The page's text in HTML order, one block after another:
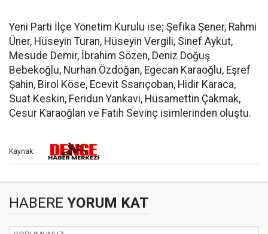
Yeni Parti İlçe Yönetim Kurulu ise; Şefika Şener, Rahmi
Üner, Hüseyin Turan, Hüseyin Vergili, Sinef Aykut,
Mesude Demir, İbrahim Sözen, Deniz Doğuş
Bebekoğlu, Nurhan Özdoğan, Egecan Karaoğlu, Eşref
Şahin, Birol Köse, Ecevit Ssarıçoban, Hidir Karaca,
Suat Keskin, Feridun Yankavi, Hüsamettin Çakmak,
Cesur Karaoğlan ve Fatih Sevinç isimlerinden oluştu.
Kaynak:
HABERE YORUM KAT